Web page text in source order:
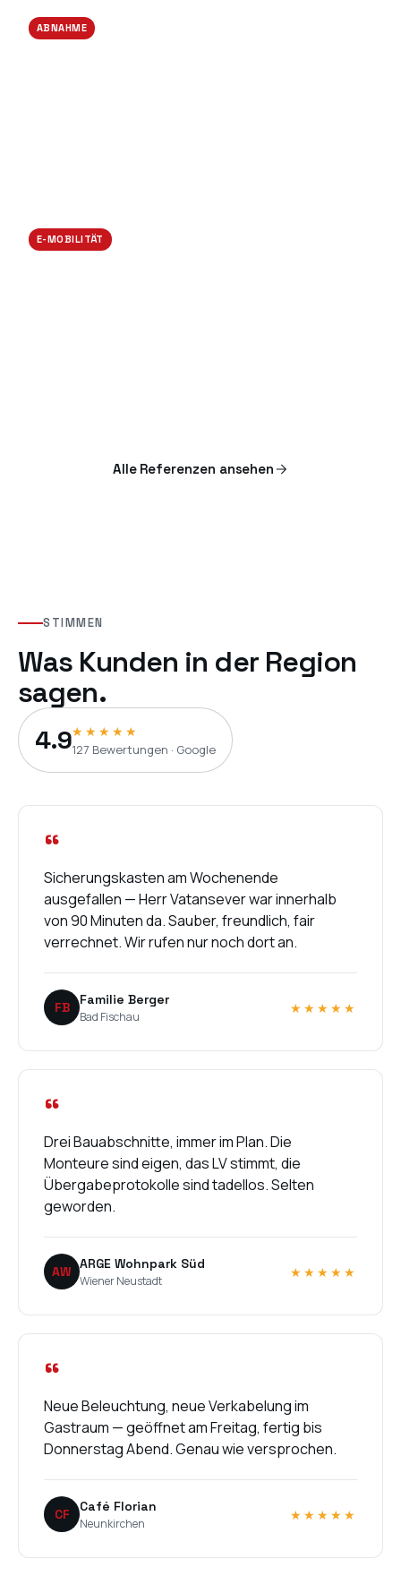
ABNAHME
E-MOBILITÄT
Alle Referenzen ansehen
STIMMEN
Was Kunden in der Region
sagen.
4.9★★★★★
127 Bewertungen · Google
“
Sicherungskasten am Wochenende
ausgefallen — Herr Vatansever war innerhalb
von 90 Minuten da. Sauber, freundlich, fair
verrechnet. Wir rufen nur noch dort an.
FB Familie Berger
Bad Fischau
★★★★★
“
Drei Bauabschnitte, immer im Plan. Die
Monteure sind eigen, das LV stimmt, die
Übergabeprotokolle sind tadellos. Selten
geworden.
AW ARGE Wohnpark Süd
Wiener Neustadt
★★★★★
“
Neue Beleuchtung, neue Verkabelung im
Gastraum — geöffnet am Freitag, fertig bis
Donnerstag Abend. Genau wie versprochen.
CF Café Florian
Neunkirchen
★★★★★